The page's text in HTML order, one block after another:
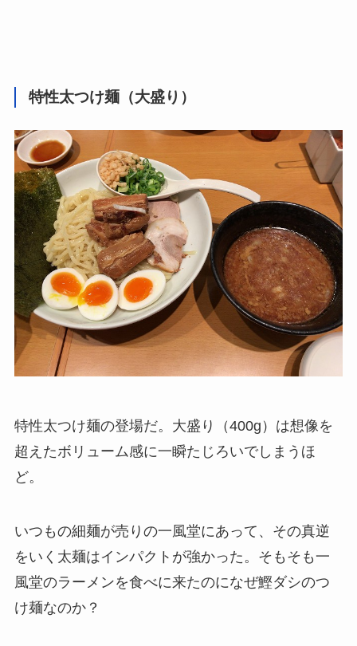
特性太つけ麺（大盛り）
特性太つけ麺の登場だ。大盛り（400g）は想像を
超えたボリューム感に一瞬たじろいでしまうほ
ど。
いつもの細麺が売りの一風堂にあって、その真逆
をいく太麺はインパクトが強かった。そもそも一
風堂のラーメンを食べに来たのになぜ鰹ダシのつ
け麺なのか？